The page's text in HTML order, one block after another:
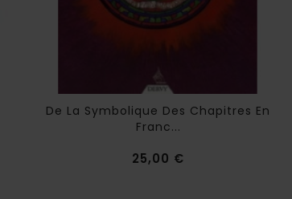
De La Symbolique Des Chapitres En
Franc...
25,00 €